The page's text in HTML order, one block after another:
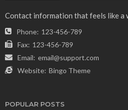
Contact information that feels like a
Phone: 123-456-789
Fax: 123-456-789
Email: email@support.com
Website: Bingo Theme
POPULAR POSTS